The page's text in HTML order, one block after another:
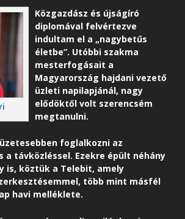
Közgazdász és újságíró
diplomával felvértezve
indultam el a „nagybetűs
életbe”. Utóbbi szakma
mesterfogásait a
Magyarország hajdani vezető
üzleti napilapjánál, nagy
elődöktől volt szerencsém
megtanulni.
foglalkozni az
a távközléssel. Ezekre épült néhány
is, köztük a Telebit, amely
több mint másfél
havi melléklete.